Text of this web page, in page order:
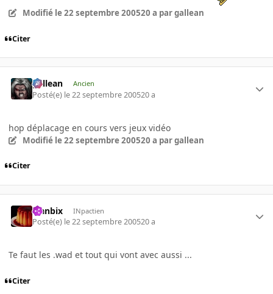
Modifié le 22 septembre 200520 a par gallean
Citer
gallean Ancien
Posté(e) le 22 septembre 200520 a
hop déplacage en cours vers jeux vidéo
Modifié le 22 septembre 200520 a par gallean
Citer
Flanbix INpactien
Posté(e) le 22 septembre 200520 a
Te faut les .wad et tout qui vont avec aussi ...
Citer